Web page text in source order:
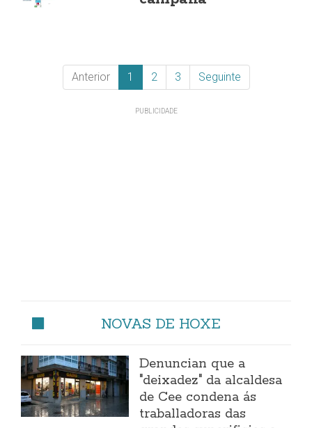
Anterior 1 2 3 Seguinte
NOVAS DE HOXE
Denuncian que a
"deixadez" da alcaldesa
de Cee condena ás
traballadoras das